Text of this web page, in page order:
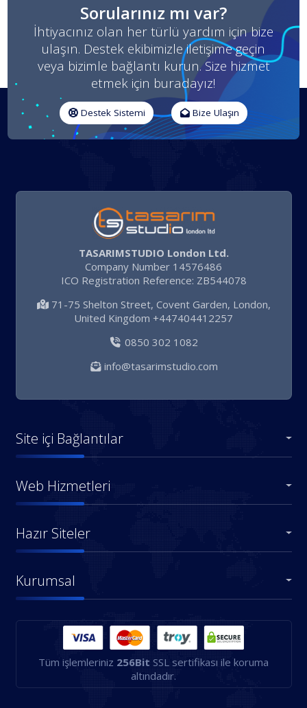
Sorularınız mı var?
İhtiyacınız olan her türlü yardım için bize
ulaşın. Destek ekibimizle iletişime geçin
veya bizimle bağlantı kurun. Size hizmet
etmek için buradayız!
Destek Sistemi Bize Ulaşın
TASARIMSTUDIO London Ltd.
Company Number 14576486
ICO Registration Reference: ZB544078
71-75 Shelton Street, Covent Garden, London,
United Kingdom +447404412257
0850 302 1082
info@tasarimstudio.com
Site içi Bağlantılar
Web Hizmetleri
Hazır Siteler
Kurumsal
Tüm işlemleriniz 256Bit SSL sertifikası ile koruma
altındadır.